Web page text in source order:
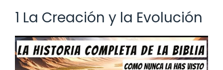
1 La Creación y la Evolución